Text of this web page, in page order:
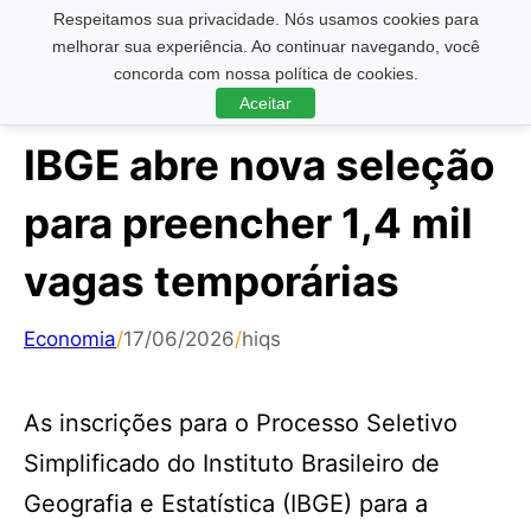
Respeitamos sua privacidade. Nós usamos cookies para
melhorar sua experiência. Ao continuar navegando, você
concorda com nossa política de cookies.
Aceitar
Pesquisar ...
IBGE abre nova seleção
para preencher 1,4 mil
vagas temporárias
Economia/17/06/2026/hiqs
As inscrições para o Processo Seletivo
Simplificado do Instituto Brasileiro de
Geografia e Estatística (IBGE) para a